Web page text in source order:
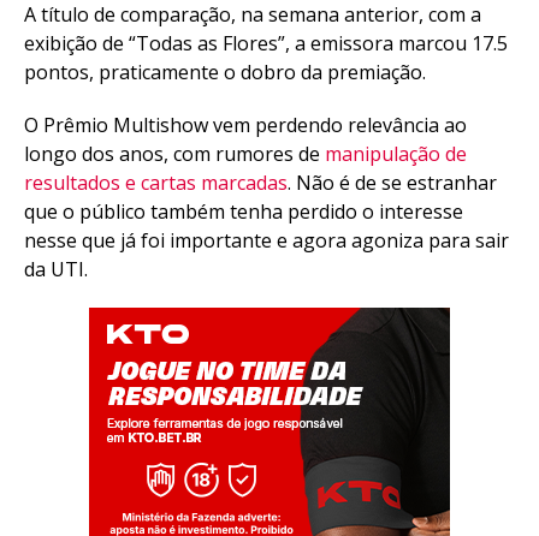
A título de comparação, na semana anterior, com a
exibição de “Todas as Flores”, a emissora marcou 17.5
pontos, praticamente o dobro da premiação.
O Prêmio Multishow vem perdendo relevância ao
longo dos anos, com rumores de manipulação de
resultados e cartas marcadas. Não é de se estranhar
que o público também tenha perdido o interesse
nesse que já foi importante e agora agoniza para sair
da UTI.